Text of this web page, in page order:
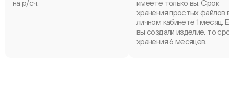
на р/сч.
имеете только вы. Срок
хранения простых файлов
личном кабинете 1 месяц.
вы создали изделие, то
хранения 6 месяцев.